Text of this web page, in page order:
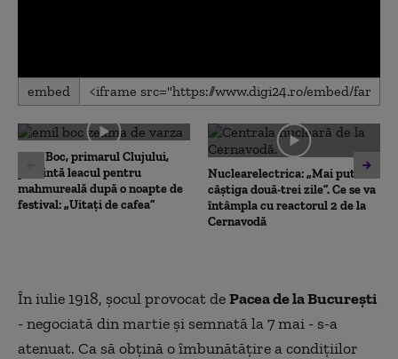
0
seconds
0
seconds
embed
Emil Boc, primarul Clujului,
prezintă leacul pentru
mahmureală după o noapte de
festival: „Uitați de cafea”
Nuclearelectrica: „Mai putem
câștiga două-trei zile”. Ce se va
întâmpla cu reactorul 2 de la
Cernavodă
În iulie 1918, şocul provocat dePacea de la Bucureşti
- negociată din martie şi semnată la 7 mai - s-a
atenuat. Ca să obţină o îmbunătăţire a condiţiilor